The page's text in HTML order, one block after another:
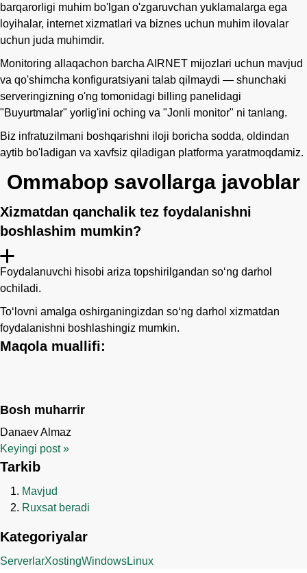
barqarorligi muhim bo'lgan o'zgaruvchan yuklamalarga ega
loyihalar, internet xizmatlari va biznes uchun muhim ilovalar
uchun juda muhimdir.
Monitoring allaqachon barcha AIRNET mijozlari uchun mavjud
va qo'shimcha konfiguratsiyani talab qilmaydi — shunchaki
serveringizning o'ng tomonidagi billing panelidagi
"Buyurtmalar" yorlig'ini oching va "Jonli monitor" ni tanlang.
Biz infratuzilmani boshqarishni iloji boricha sodda, oldindan
aytib bo'ladigan va xavfsiz qiladigan platforma yaratmoqdamiz.
Ommabop savollarga javoblar
Xizmatdan qanchalik tez foydalanishni
boshlashim mumkin?
Foydalanuvchi hisobi ariza topshirilgandan so‘ng darhol
ochiladi.
Toʻlovni amalga oshirganingizdan soʻng darhol xizmatdan
foydalanishni boshlashingiz mumkin.
Maqola muallifi:
Bosh muharrir
Danaev Almaz
Keyingi post»
Tarkib
Mavjud
Ruxsat beradi
Kategoriyalar
ServerlarXostingWindowsLinux